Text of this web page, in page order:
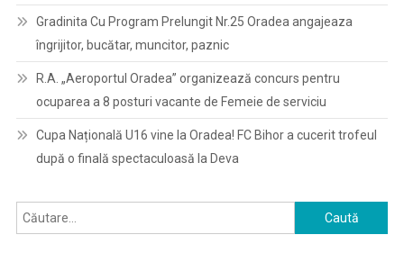
Gradinita Cu Program Prelungit Nr.25 Oradea angajeaza
îngrijitor, bucătar, muncitor, paznic
R.A. „Aeroportul Oradea” organizează concurs pentru
ocuparea a 8 posturi vacante de Femeie de serviciu
Cupa Națională U16 vine la Oradea! FC Bihor a cucerit trofeul
după o finală spectaculoasă la Deva
Caută
după: